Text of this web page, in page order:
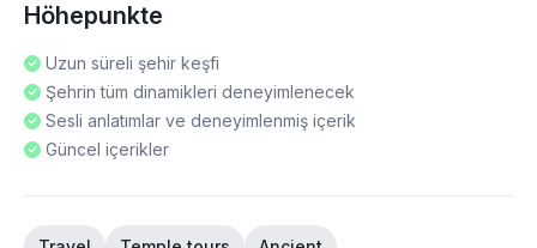
Höhepunkte
Uzun süreli şehir keşfi
Şehrin tüm dinamikleri deneyimlenecek
Sesli anlatımlar ve deneyimlenmiş içerik
Güncel içerikler